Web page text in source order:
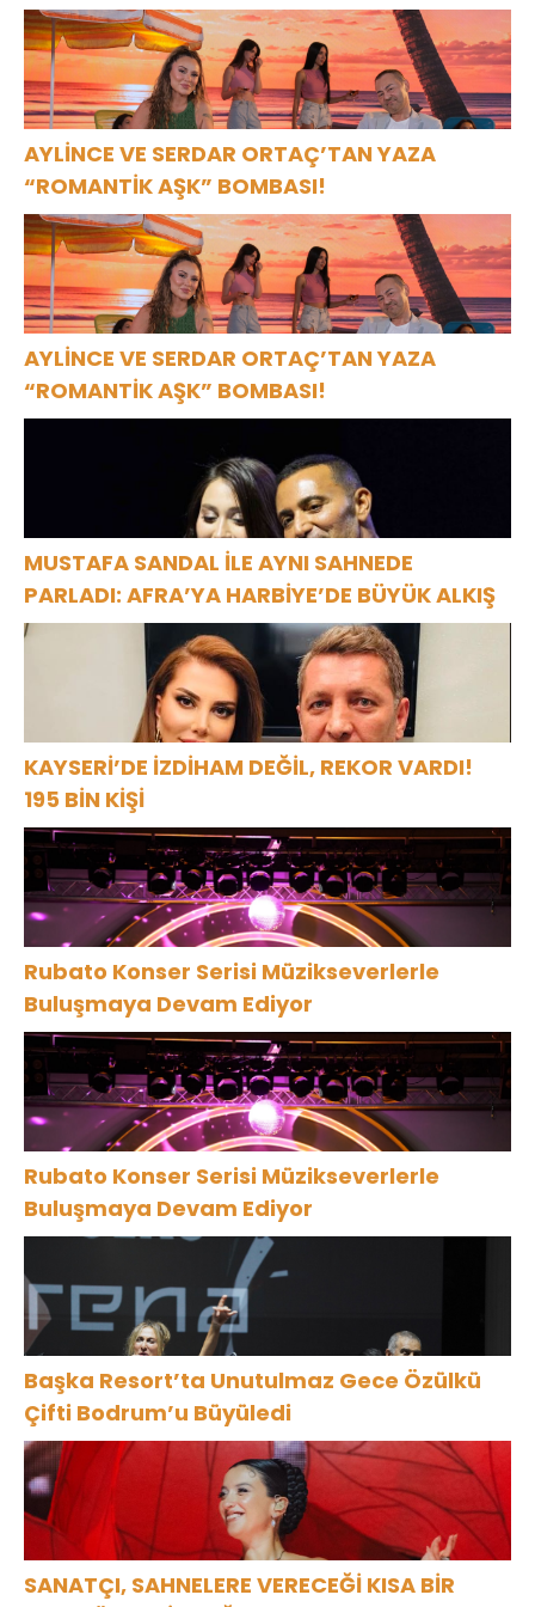
AYLİNCE VE SERDAR ORTAÇ’TAN YAZA
“ROMANTİK AŞK” BOMBASI!
AYLİNCE VE SERDAR ORTAÇ’TAN YAZA
“ROMANTİK AŞK” BOMBASI!
MUSTAFA SANDAL İLE AYNI SAHNEDE
PARLADI: AFRA’YA HARBİYE’DE BÜYÜK ALKIŞ
KAYSERİ’DE İZDİHAM DEĞİL, REKOR VARDI!
195 BİN KİŞİ
Rubato Konser Serisi Müzikseverlerle
Buluşmaya Devam Ediyor
Rubato Konser Serisi Müzikseverlerle
Buluşmaya Devam Ediyor
Başka Resort’ta Unutulmaz Gece Özülkü
Çifti Bodrum’u Büyüledi
SANATÇI, SAHNELERE VERECEĞİ KISA BİR